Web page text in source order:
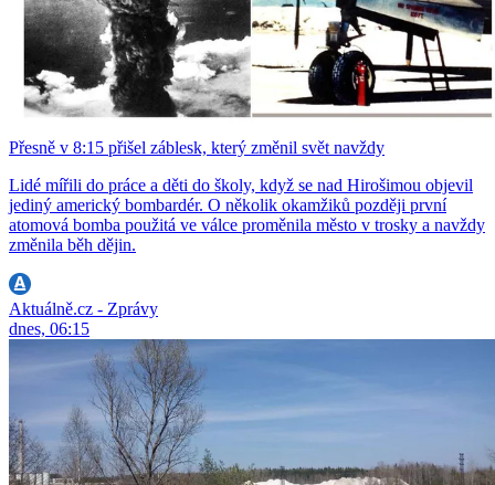
Přesně v 8:15 přišel záblesk, který změnil svět navždy
Lidé mířili do práce a děti do školy, když se nad Hirošimou objevil
jediný americký bombardér. O několik okamžiků později první
atomová bomba použitá ve válce proměnila město v trosky a navždy
změnila běh dějin.
Aktuálně.cz - Zprávy
dnes, 06:15